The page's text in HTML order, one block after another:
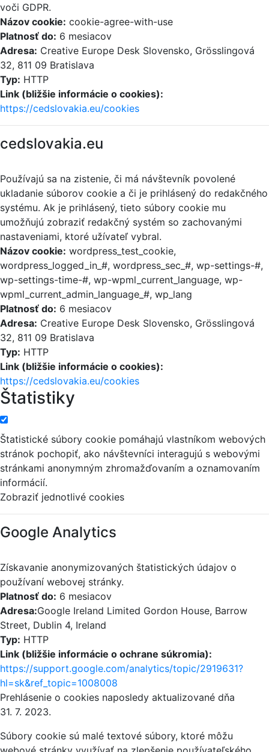
voči GDPR.
Názov cookie: cookie-agree-with-use
Platnosť do: 6 mesiacov
Adresa: Creative Europe Desk Slovensko, Grösslingová
32, 811 09 Bratislava
Typ: HTTP
Link (bližšie informácie o cookies):
https://cedslovakia.eu/cookies
cedslovakia.eu
Používajú sa na zistenie, či má návštevník povolené
ukladanie súborov cookie a či je prihlásený do redakčného
systému. Ak je prihlásený, tieto súbory cookie mu
umožňujú zobraziť redakčný systém so zachovanými
nastaveniami, ktoré užívateľ vybral.
Názov cookie: wordpress_test_cookie,
wordpress_logged_in_#, wordpress_sec_#, wp-settings-#,
wp-settings-time-#, wp-wpml_current_language, wp-
wpml_current_admin_language_#, wp_lang
Platnosť do: 6 mesiacov
Adresa: Creative Europe Desk Slovensko, Grösslingová
32, 811 09 Bratislava
Typ: HTTP
Link (bližšie informácie o cookies):
https://cedslovakia.eu/cookies
Štatistiky
Štatistické súbory cookie pomáhajú vlastníkom webových
stránok pochopiť, ako návštevníci interagujú s webovými
stránkami anonymným zhromažďovaním a oznamovaním
informácií.
Zobraziť jednotlivé cookies
Google Analytics
Získavanie anonymizovaných štatistických údajov o
používaní webovej stránky.
Platnosť do: 6 mesiacov
Adresa:Google Ireland Limited Gordon House, Barrow
Street, Dublin 4, Ireland
Typ: HTTP
Link (bližšie informácie o ochrane súkromia):
https://support.google.com/analytics/topic/2919631?
hl=sk&ref_topic=1008008
Prehlásenie o cookies naposledy aktualizované dňa
31. 7. 2023.
Súbory cookie sú malé textové súbory, ktoré môžu